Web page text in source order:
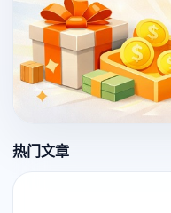
热门文章